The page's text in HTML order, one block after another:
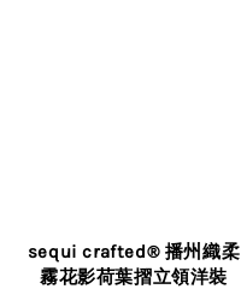
sequi crafted® 播州織柔
霧花影荷葉摺立領洋裝